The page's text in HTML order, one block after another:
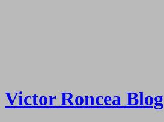
Victor Roncea Blog